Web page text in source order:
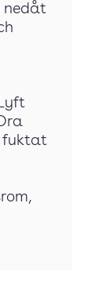
nedåt
fuktat